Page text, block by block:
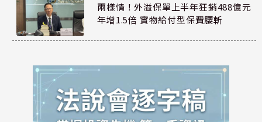
兩樣情！外溢保單上半年狂銷488億元
年增1.5倍 實物給付型保費腰斬